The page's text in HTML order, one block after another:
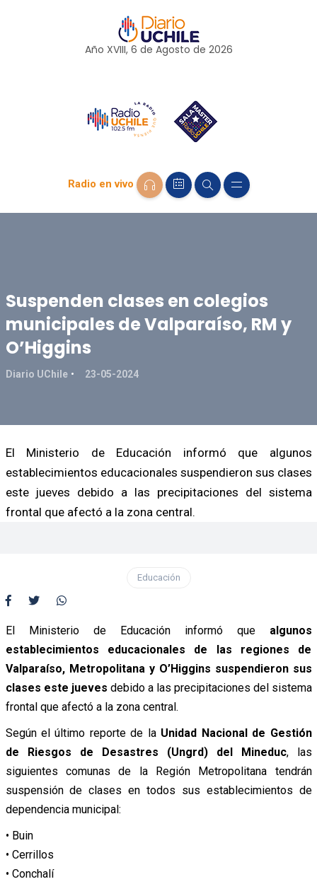
Año XVIII, 6 de Agosto de 2026
Radio en vivo
Suspenden clases en colegios
municipales de Valparaíso, RM y
O’Higgins
Diario UChile 23-05-2024
El Ministerio de Educación informó que algunos
establecimientos educacionales suspendieron sus clases
este jueves debido a las precipitaciones del sistema
frontal que afectó a la zona central.
Educación
El Ministerio de Educación informó que algunos
establecimientos educacionales de las regiones de
Valparaíso, Metropolitana y O’Higgins suspendieron sus
clases este jueves debido a las precipitaciones del sistema
frontal que afectó a la zona central.
Según el último reporte de la Unidad Nacional de Gestión
de Riesgos de Desastres (Ungrd) del Mineduc, las
siguientes comunas de la Región Metropolitana tendrán
suspensión de clases en todos sus establecimientos de
dependencia municipal:
• Buin
• Cerrillos
• Conchalí